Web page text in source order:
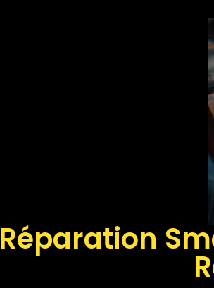
Réparation